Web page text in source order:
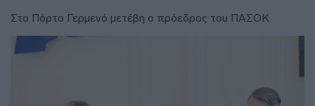
Στο Πόρτο Γερμενό μετέβη ο πρόεδρος του ΠΑΣΟΚ